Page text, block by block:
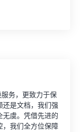
务，更致力于保
还是文档，我们强
无虞。凭借先进的
，我们全方位保障